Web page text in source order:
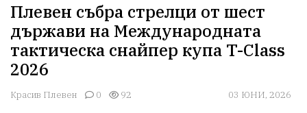
Плевен събра стрелци от шест
държави на Международната
тактическа снайпер купа T-Class
2026
Красив Плевен 0 92 03 ЮНИ, 2026